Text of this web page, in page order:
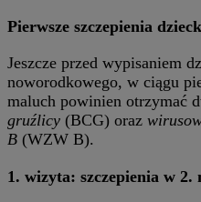
Pierwsze szczepienia
Jeszcze przed wypisaniem
noworodkowego, w ciągu
maluch powinien otrzymać
gruźlicy (BCG) oraz
B (WZW B).
1. wizyta: szczepienia w 2.